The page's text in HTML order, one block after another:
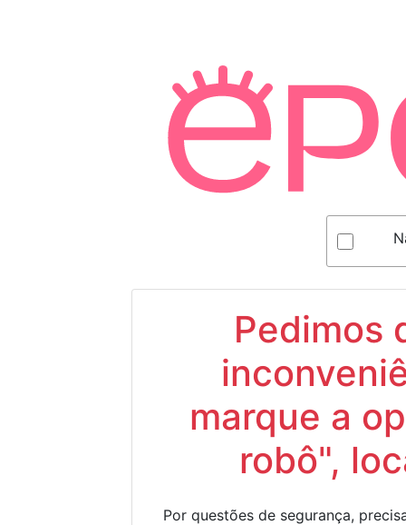
Pedimos
marque a
robô",
Por questões de segurança,